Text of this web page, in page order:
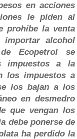
en acciones
le piden al
prohíbe la venta
importar alcohol
Ecopetrol se
impuestos a la
los impuestos a
los bajan a los
en desmedro
que vengan los
debe ponerse de
ha perdido la